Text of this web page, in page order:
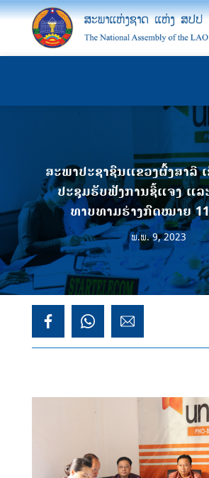
ສະພາປະຊາຊົນແຂວງຜົ້ງສາລີ
ປະຊຸມຮັບຟັງການຊີ້ແຈງ ແ
ທາບທາມຮ່າງກົດໝາຍ
ພ.ພ. 9, 2023